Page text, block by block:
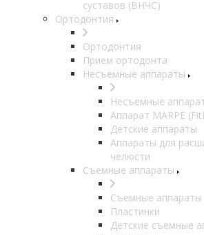
суставов (ВНЧС)
Ортодонтия
Ортодонтия
Прием ортодонта
Несъемные аппараты
Несъемные
Аппарат MARPE
Детские аппараты
Аппараты для
челюсти
Съемные аппараты
Съемные аппараты
Пластинки
Детские съемные